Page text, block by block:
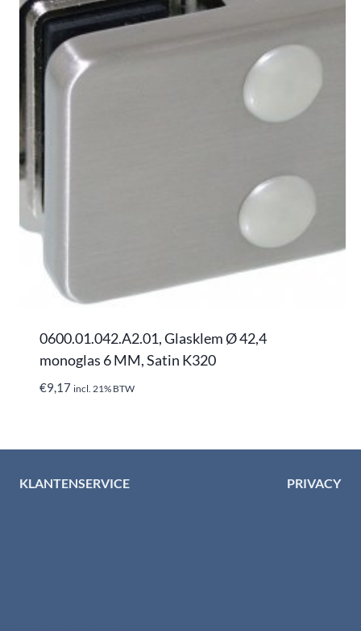
0600.01.042.A2.01, Glasklem Ø 42,4
monoglas 6 MM, Satin K320
€9,17 incl. 21% BTW
KLANTENSERVICE PRIVACY